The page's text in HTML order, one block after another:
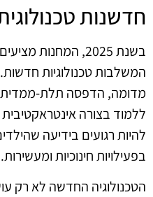
חדשנות
בשנת 2025, המחנות
המשלבות טכנולוגיות
מדומה, הדפסה תלת-ממדית
ללמוד בצורה
להיות רגועים בידיעה
בפעילויות חינוכיות ומעשירות.
הטכנולוגיה החדשה לא רק